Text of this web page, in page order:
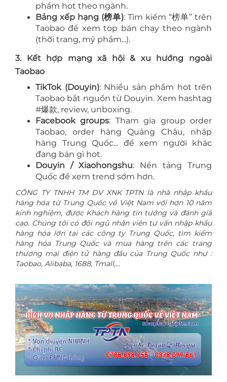
phẩm hot theo ngành.
Bảng xếp hạng (榜单): Tìm kiếm “榜单” trên
Taobao để xem top bán chạy theo ngành
(thời trang, mỹ phẩm...).
3. Kết hợp mạng xã hội & xu hướng ngoài
Taobao
TikTok (Douyin): Nhiều sản phẩm hot trên
Taobao bắt nguồn từ Douyin. Xem hashtag
#爆款, review, unboxing.
Facebook groups: Tham gia group order
Taobao, order hàng Quảng Châu, nhập
hàng Trung Quốc... để xem người khác
đang bán gì hot.
Douyin / Xiaohongshu: Nền tảng Trung
Quốc để xem trend sớm hơn.
CÔNG TY TNHH TM DV XNK TPTN là nhà nhập khẩu
hàng hóa từ Trung Quốc về Việt Nam với hơn 10 năm
kinh nghiệm, được Khách hàng tin tưởng và đánh giá
cao. Chúng tôi có đội ngũ nhân viên tư vấn nhập khẩu
hàng hóa lớn tại các công ty Trung Quốc, tìm kiếm
hàng hóa Trung Quốc và mua hàng trên các trang
thương mại điện tử hàng đầu của Trung Quốc như :
Taobao, Alibaba, 1688, Tmall,...